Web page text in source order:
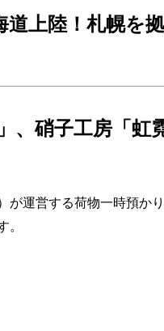
道上陸！札幌を
、硝子工房「虹
が運営する荷物一時預か
。